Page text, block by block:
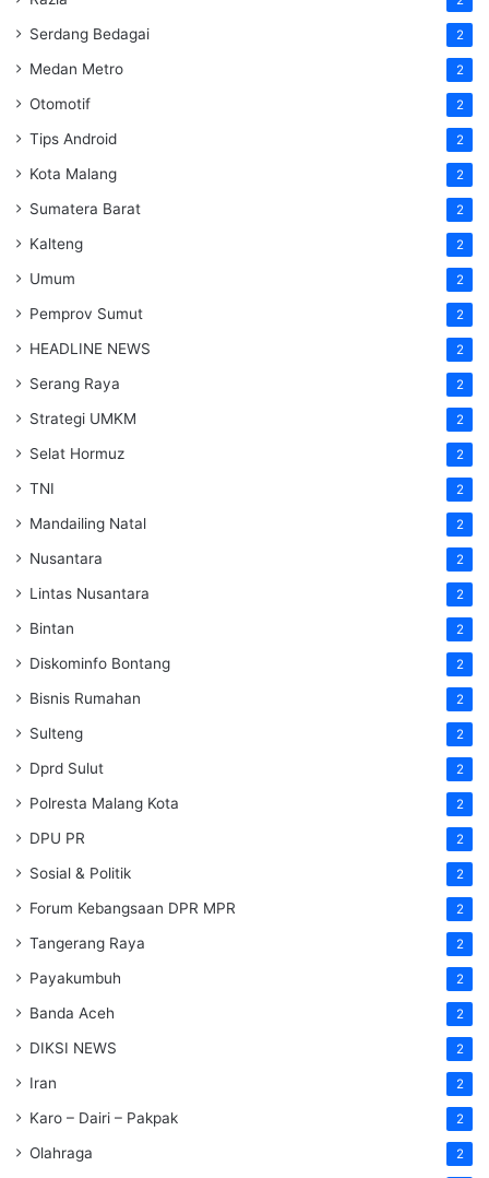
Serdang Bedagai 2
Medan Metro 2
Otomotif 2
Tips Android 2
Kota Malang 2
Sumatera Barat 2
Kalteng 2
Umum 2
Pemprov Sumut 2
HEADLINE NEWS 2
Serang Raya 2
Strategi UMKM 2
Selat Hormuz 2
TNI 2
Mandailing Natal 2
Nusantara 2
Lintas Nusantara 2
Bintan 2
Diskominfo Bontang 2
Bisnis Rumahan 2
Sulteng 2
Dprd Sulut 2
Polresta Malang Kota 2
DPU PR 2
Sosial & Politik 2
Forum Kebangsaan DPR MPR 2
Tangerang Raya 2
Payakumbuh 2
Banda Aceh 2
DIKSI NEWS 2
Iran 2
Karo – Dairi – Pakpak 2
Olahraga 2